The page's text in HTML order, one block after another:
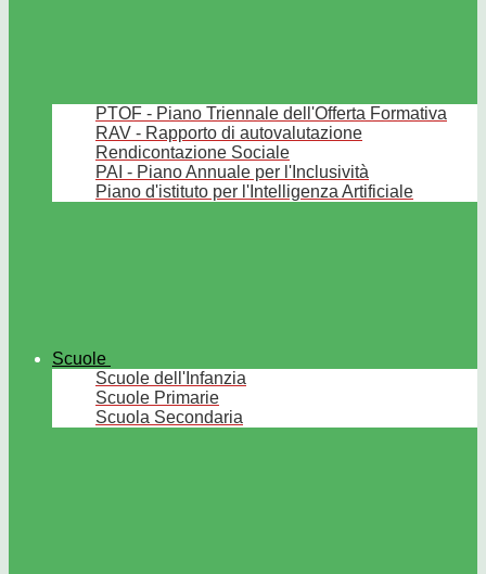
PTOF - Piano Triennale dell'Offerta Formativa
RAV - Rapporto di autovalutazione
Rendicontazione Sociale
PAI - Piano Annuale per l'Inclusività
Piano d'istituto per l'Intelligenza Artificiale
Scuole
Scuole dell'Infanzia
Scuole Primarie
Scuola Secondaria